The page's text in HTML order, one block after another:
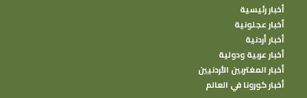
أخبار رئيسية
أخبار عجلونية
أخبار أردنية
أخبار عربية ودولية
أخبار المغتربين الأردنيين
أخبار كورونا في العالم